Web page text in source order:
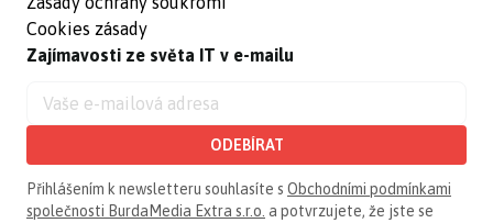
Cookies zásady
Zajímavosti ze světa IT v e-mailu
ODEBÍRAT
Přihlášením k newsletteru souhlasíte s Obchodními podmínkami
společnosti BurdaMedia Extra s.r.o. a potvrzujete, že jste se